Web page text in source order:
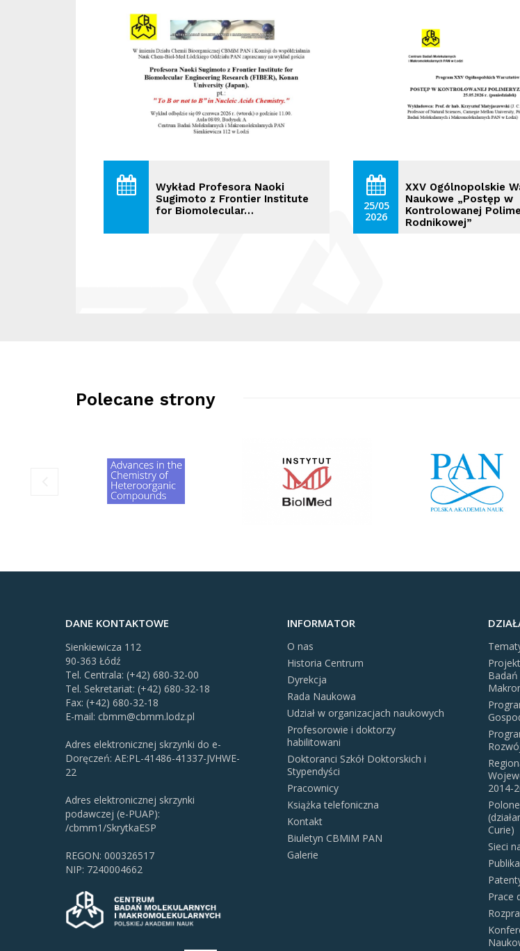
Wykład Profesora Naoki
Sugimoto z Frontier Institute
for Biomolecular…
25/05
2026
XXV Ogólnopolskie
Naukowe „Postęp w
Kontrolowanej
Rodnikowej”
Polecane strony
DANE KONTAKTOWE
Sienkiewicza 112
90-363 Łódź
Tel. Centrala: (+42) 680-32-00
Tel. Sekretariat: (+42) 680-32-18
Fax: (+42) 680-32-18
E-mail: cbmm@cbmm.lodz.pl
Adres elektronicznej skrzynki do e-
Doręczeń: AE:PL-41486-41337-JVHWE-
22
Adres elektronicznej skrzynki
podawczej (e-PUAP):
/cbmm1/SkrytkaESP
REGON: 000326517
NIP: 7240004662
INFORMATOR
O nas
Historia Centrum
Dyrekcja
Rada Naukowa
Udział w organizacjach naukowych
Profesorowie i doktorzy
habilitowani
Doktoranci Szkół Doktorskich i
Stypendyści
Pracownicy
Książka telefoniczna
Kontakt
Biuletyn CBMiM PAN
Galerie
2014-
Curie)
Sieci
Prace